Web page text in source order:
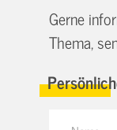
Gerne
Thema,